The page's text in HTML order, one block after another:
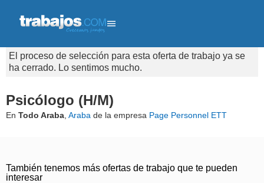
El proceso de selección para esta oferta de trabajo ya se
ha cerrado. Lo sentimos mucho.
Psicólogo (H/M)
En Todo Araba Araba de la empresa Page Personnel ETT
También tenemos más ofertas de trabajo que te pueden
interesar